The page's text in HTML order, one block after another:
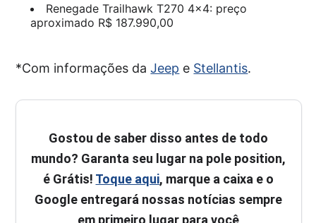
Renegade Trailhawk T270 4×4: preço
aproximado R$ 187.990,00
*Com informações daJeep e Stellantis.
Gostou de saber disso antes de todo
mundo? Garanta seu lugar na pole position,
é Grátis! Toque aqui, marque a caixa e o
Google entregará nossas notícias sempre
em primeiro lugar para você